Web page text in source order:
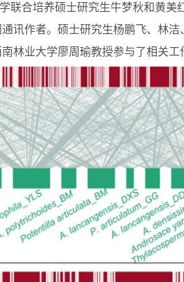
联合培养硕士研究生牛梦秋和黄美
讯作者。硕士研究生杨鹏飞、林
林业大学廖周瑜教授参与了相关工